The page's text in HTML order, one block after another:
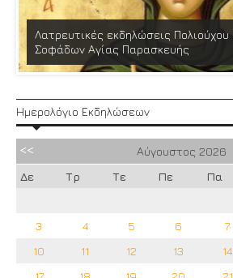
Λατρευτικές εκδηλώσεις Πολιούχου
Σοφάδων Αγίας Παρασκευής
Ημερολόγιο Εκδηλώσεων
Αύγουστος 2026
Δε
Τρ Τε Πε Πα
3
4 5 6 7
10
11 12 13 14